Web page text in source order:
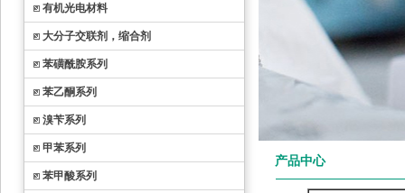
有机光电材料
大分子交联剂，缩合剂
苯磺酰胺系列
苯乙酮系列
溴苄系列
甲苯系列
苯甲酸系列
产品中心